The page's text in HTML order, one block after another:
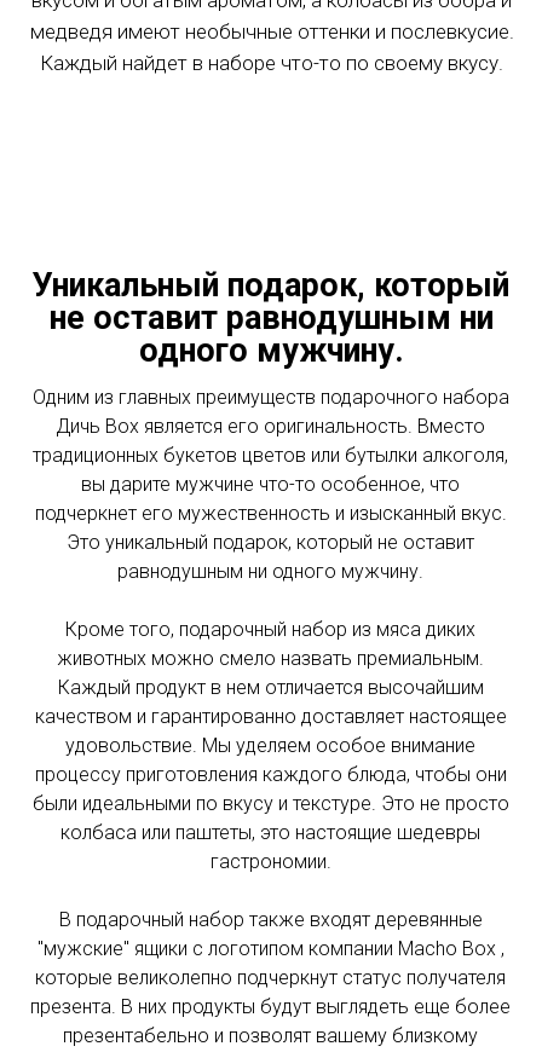
Курьером или транспортной компанией
за МКАД (от 10 км ) -
рассчитает менеджер*
За МКАД (от 0 до 10 км) - 2910 ₽
Зона № 3 (Жёлтая) - от 10 км за МКАД
Доставка: Рассчитает менеджер
Доставка к точному времени
за МКАД (от 10 км ) -
рассчитает менеджер*
Московская область
Обычная доставка
Доставка к точному времени
медвежатины ? Очень просто, с этим справится
даже тот, кто никогда не готовил. Для начала
подготовьте необходимые ингредиенты по списку.
Выньте Тушенку из банки и разделите на
небольшие кусочки. Жир можете совсем убрать,
чтобы блюдо получилось не сильно жирным.
ШАГ 3:
ШАГ 4:
медведя имеют необычные оттенки и послевкусие.
Каждый найдет в наборе что-то по своему вкусу.
Одним из главных преимуществ подарочного набора
Дичь Box является его оригинальность. Вместо
традиционных букетов цветов или бутылки алкоголя,
вы дарите мужчине что-то особенное, что
подчеркнет его мужественность и изысканный вкус.
Это уникальный подарок, который не оставит
равнодушным ни одного мужчину.
Кроме того, подарочный набор из мяса диких
животных можно смело назвать премиальным.
Каждый продукт в нем отличается высочайшим
качеством и гарантированно доставляет настоящее
удовольствие. Мы уделяем особое внимание
процессу приготовления каждого блюда, чтобы они
были идеальными по вкусу и текстуре. Это не просто
колбаса или паштеты, это настоящие шедевры
гастрономии.
В подарочный набор также входят деревянные
"мужские" ящики с логотипом компании Macho Box ,
которые великолепно подчеркнут статус получателя
презента. В них продукты будут выглядеть еще более
презентабельно и позволят вашему близкому
Уникальный подарок, который
не оставит равнодушным ни
одного мужчину.